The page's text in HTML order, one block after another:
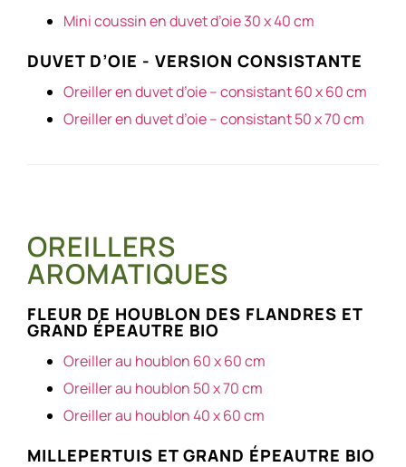
Mini coussin en duvet d’oie 30 x 40 cm
DUVET D’OIE - VERSION CONSISTANTE
Oreiller en duvet d’oie – consistant 60 x 60 cm
Oreiller en duvet d’oie – consistant 50 x 70 cm
OREILLERS
AROMATIQUES
FLEUR DE HOUBLON DES FLANDRES ET
GRAND ÉPEAUTRE BIO
Oreiller au houblon 60 x 60 cm
Oreiller au houblon 50 x 70 cm
Oreiller au houblon 40 x 60 cm
MILLEPERTUIS ET GRAND ÉPEAUTRE BIO